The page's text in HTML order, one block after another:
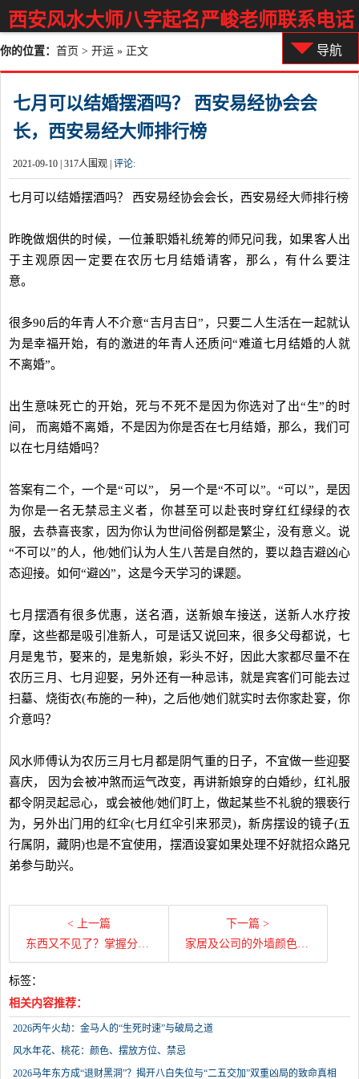
西安风水大师八字起名严峻老师联系电话
导航
你的位置： 首页 > 开运 » 正文
七月可以结婚摆酒吗？ 西安易经协会会
长，西安易经大师排行榜
2021-09-10 | 317人围观 | 评论:
七月可以结婚摆酒吗？ 西安易经协会会长，西安易经大师排行榜
昨晚做烟供的时候，一位兼职婚礼统筹的师兄问我，如果客人出
于主观原因一定要在农历七月结婚请客，那么，有什么要注
意。
很多90后的年青人不介意“吉月吉日”，只要二人生活在一起就认
为是幸福开始，有的激进的年青人还质问“难道七月结婚的人就
不离婚”。
出生意味死亡的开始，死与不死不是因为你选对了出“生”的时
间， 而离婚不离婚，不是因为你是否在七月结婚，那么，我们可
以在七月结婚吗？
答案有二个，一个是“可以”， 另一个是“不可以”。“可以”，是因
为你是一名无禁忌主义者，你甚至可以赴丧时穿红红绿绿的衣
服，去恭喜丧家，因为你认为世间俗例都是繁尘，没有意义。说
“不可以”的人，他/她们认为人生八苦是自然的，要以趋吉避凶心
态迎接。如何“避凶”，这是今天学习的课题。
七月摆酒有很多优惠，送名酒，送新娘车接送，送新人水疗按
摩，这些都是吸引准新人，可是话又说回来，很多父母都说，七
月是鬼节，娶来的，是鬼新娘，彩头不好，因此大家都尽量不在
农历三月、七月迎娶，另外还有一种忌讳，就是宾客们可能去过
扫墓、烧街衣(布施的一种)，之后他/她们就实时去你家赴宴，你
介意吗？
风水师傅认为农历三月七月都是阴气重的日子，不宜做一些迎娶
喜庆， 因为会被冲煞而运气改变，再讲新娘穿的白婚纱，红礼服
都令阴灵起忌心，或会被他/她们盯上，做起某些不礼貌的猥亵行
为，另外出门用的红伞(七月红伞引来邪灵)，新房摆设的镜子(五
行属阴，藏阴)也是不宜使用，摆酒设宴如果处理不好就招众路兄
弟参与助兴。
< 上一篇
东西又不见了？掌握分区收纳3原则，不再越收越乱！
下一篇 >
家居及公司的外墙颜色影响风水宅运，西安上门看风水师傅，西安民间风水大师
标签：
相关内容推荐：
2026丙午火劫：金马人的“生死时速”与破局之道
风水年花、桃花：颜色、摆放方位、禁忌
2026马年东方成“退财黑洞”？揭开八白失位与“二五交加”双重凶局的致命真相